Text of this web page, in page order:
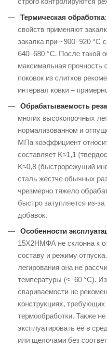
Термическая обработка
свойств применяют
закалка при ~900–920
640–680 °C. После такой
максимальная прочность
поковок из слитков
интервал ковки –
Обрабатываемость
многих высокопрочных
нормализованном и
МПа коэффициент
составляет K≈1,1
K≈0,8 (быстрорежущий
сталь жестче обычных
чрезмерно тяжело
быстро затупляется из-
добавок.
Особенности
15Х2НМФА не склонна к
составу и режиму
легирования она не
температуры (<–60 °C).
свариваемости не
конструкциях,
термообработки. Также
эксплуатировать её в
или щелочами без